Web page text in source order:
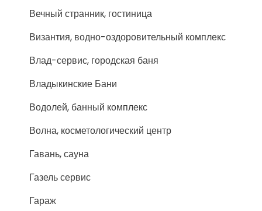
Вечный странник, гостиница
Византия, водно-оздоровительный комплекс
Влад-сервис, городская баня
Владыкинские Бани
Водолей, банный комплекс
Волна, косметологический центр
Гавань, сауна
Газель сервис
Гараж